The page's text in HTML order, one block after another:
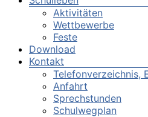
Aktivitäten
Wettbewerbe
Feste
Download
Kontakt
Telefonverzeichnis,
Anfahrt
Sprechstunden
Schulwegplan